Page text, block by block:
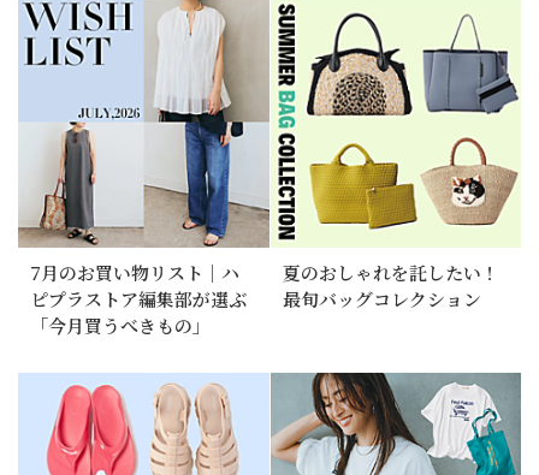
7月のお買い物リスト｜ハ
ピプラストア編集部が選ぶ
「今月買うべきもの」
夏のおしゃれを託したい！
最旬バッグコレクション